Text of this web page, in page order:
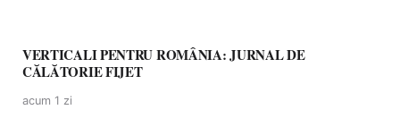
VERTICALI PENTRU ROMÂNIA: JURNAL DE
CĂLĂTORIE FIJET
acum 1 zi